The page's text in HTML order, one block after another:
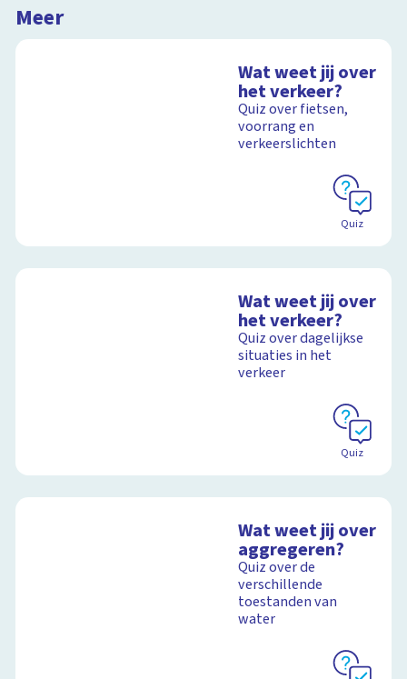
Meer
Wat weet jij over
het verkeer?
Quiz over fietsen,
voorrang en
verkeerslichten
Quiz
Wat weet jij over
het verkeer?
Quiz over dagelijkse
situaties in het
verkeer
Quiz
Wat weet jij over
aggregeren?
Quiz over de
verschillende
toestanden van
water